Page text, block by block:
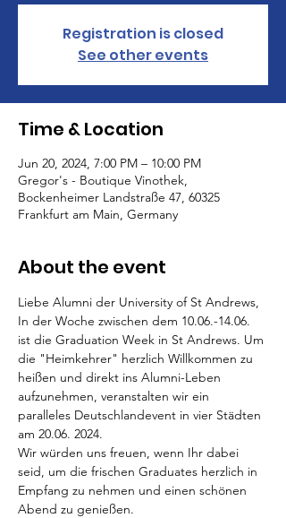
Registration is closed
See other events
Time & Location
Jun 20, 2024, 7:00 PM – 10:00 PM
Gregor's - Boutique Vinothek,
Bockenheimer Landstraße 47, 60325
Frankfurt am Main, Germany
About the event
Liebe Alumni der University of St Andrews,
In der Woche zwischen dem 10.06.-14.06.
ist die Graduation Week in St Andrews. Um
die "Heimkehrer" herzlich Willkommen zu
heißen und direkt ins Alumni-Leben
aufzunehmen, veranstalten wir ein
paralleles Deutschlandevent in vier Städten
am 20.06. 2024.
Wir würden uns freuen, wenn Ihr dabei
seid, um die frischen Graduates herzlich in
Empfang zu nehmen und einen schönen
Abend zu genießen.